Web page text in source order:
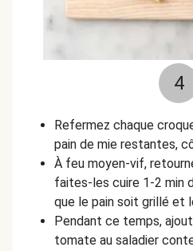
4
Refermez chaque
pain de mie restantes,
À feu moyen-vif,
faites-les cuire 1-2 min
que le pain soit grillé et
Pendant ce temps,
tomate au saladier